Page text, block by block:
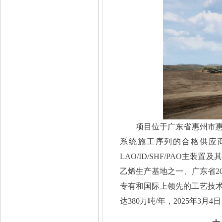
项目位于广东省惠州市
系统施工序列的合格供应
LAO/ID/SHF/PAO主装置及
乙烯生产基地之一、广东省
专有和国际上领先的工艺技
达380万吨/年，2025年3月4